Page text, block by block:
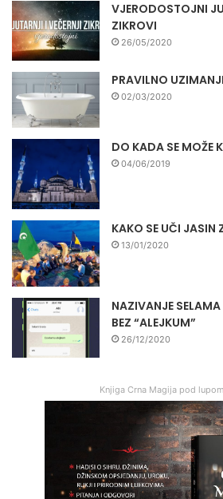
VJERODOSTOJNI
ZIKROVI
26/05/2020
PRAVILNO
02/03/2020
DO KADA SE MOŽE
04/06/2019
KAKO SE UČI JASIN
13/01/2020
NAZIVANJE
BEZ “ALEJKUM”
26/12/2020
Knjiga Crna Magija pod